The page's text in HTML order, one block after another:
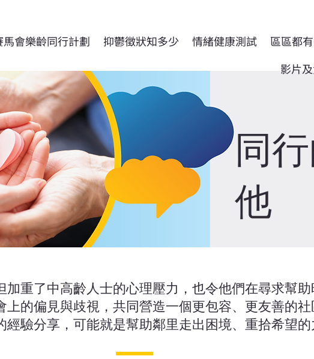
馬會樂齡同行計劃 抑鬱徵狀知多少 情緒健康測試 區區都
影片
重了中高齡人士的心理壓力，也令他們在尋求幫
的偏見與歧視，共同營造一個更包容、更友善的
驗分享，可能就是幫助鄰里走出困境、重拾希望的
同
他